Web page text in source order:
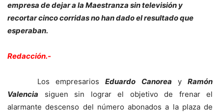
empresa de dejar a la Maestranza sin televisión y
recortar cinco corridas no han dado el resultado que
esperaban.
Redacción.-
Los empresariosEduardo Canorea yRamón
Valencia siguen sin lograr el objetivo de frenar el
alarmante descenso del número abonados a la plaza de